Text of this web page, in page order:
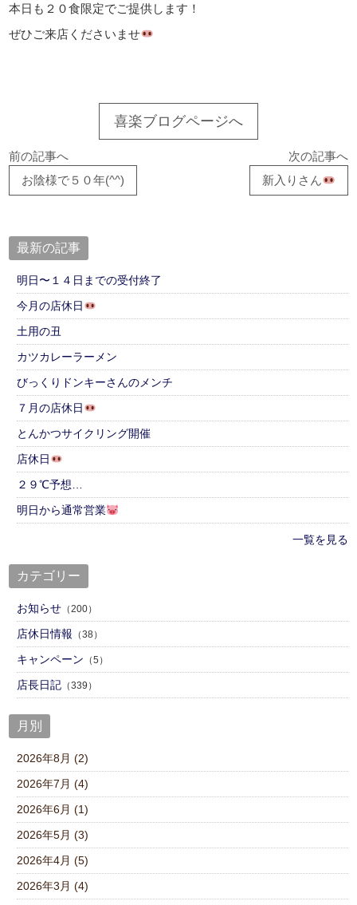
本日も２０食限定でご提供します！
ぜひご来店くださいませ
喜楽ブログページへ
前の記事へ
お陰様で５０年(^^)
次の記事へ
新入りさん
最新の記事
明日〜１４日までの受付終了
今月の店休日
土用の丑
カツカレーラーメン
びっくりドンキーさんのメンチ
７月の店休日
とんかつサイクリング開催
店休日
２９℃予想…
明日から通常営業
一覧を見る
カテゴリー
お知らせ （200）
店休日情報 （38）
キャンペーン （5）
店⾧日記 （339）
月別
2026年8月 (2)
2026年7月 (4)
2026年6月 (1)
2026年5月 (3)
2026年4月 (5)
2026年3月 (4)